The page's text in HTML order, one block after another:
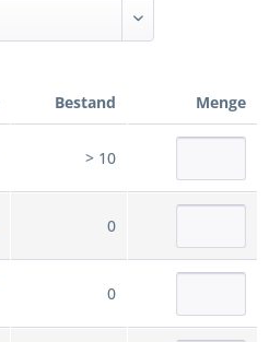
Bestand Menge
> 10
0
0